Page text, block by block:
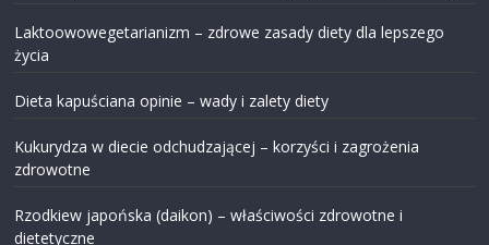
Laktoowowegetarianizm – zdrowe zasady diety dla lepszego
życia
Dieta kapuściana opinie – wady i zalety diety
Kukurydza w diecie odchudzającej – korzyści i zagrożenia
zdrowotne
Rzodkiew japońska (daikon) – właściwości zdrowotne i
dietetyczne